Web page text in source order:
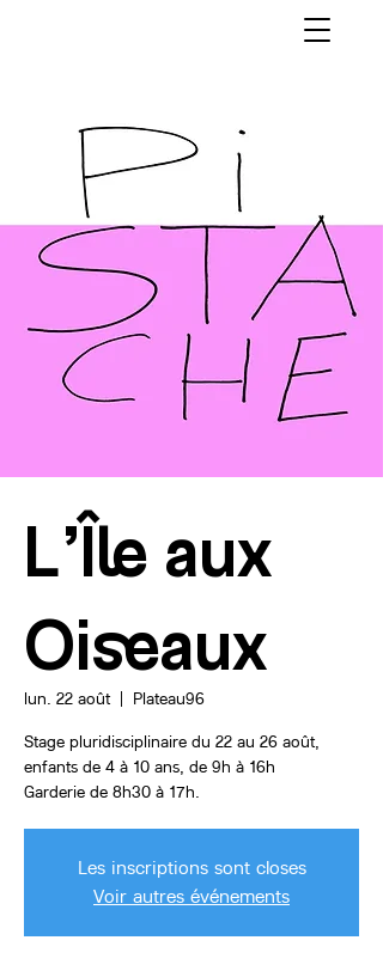
L’Île aux
Oiseaux
lun. 22 août
  |
Plateau96
Stage pluridisciplinaire du 22 au 26 août,
enfants de 4 à 10 ans, de 9h à 16h
Les inscriptions sont closes
Voir autres événements